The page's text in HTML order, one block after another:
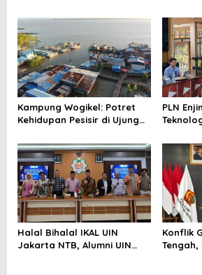
Menghindari Spekulasi
Berlebihan
Kampung Wogikel: Potret
Kehidupan Pesisir di Ujung
Bertahan di Tengah
Keterbatasan
PLN
Halal Bihalal IKAL UIN
Jakarta NTB, Alumni UIN
Konflik
Tengah,